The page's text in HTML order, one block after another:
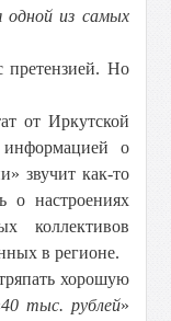
одной из самых
претензией. Но
от Иркутской
информацией о
звучит как-то
о настроениях
коллективов
в регионе.
хорошую
40 тыс. рублей»